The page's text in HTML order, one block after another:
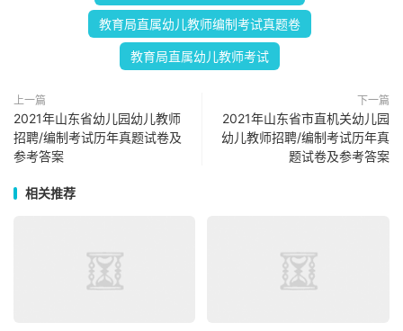
教育局直属幼儿教师编制考试真题卷
教育局直属幼儿教师考试
上一篇
2021年山东省幼儿园幼儿教师
招聘/编制考试历年真题试卷及
参考答案
下一篇
2021年山东省市直机关幼儿园
幼儿教师招聘/编制考试历年真
题试卷及参考答案
相关推荐